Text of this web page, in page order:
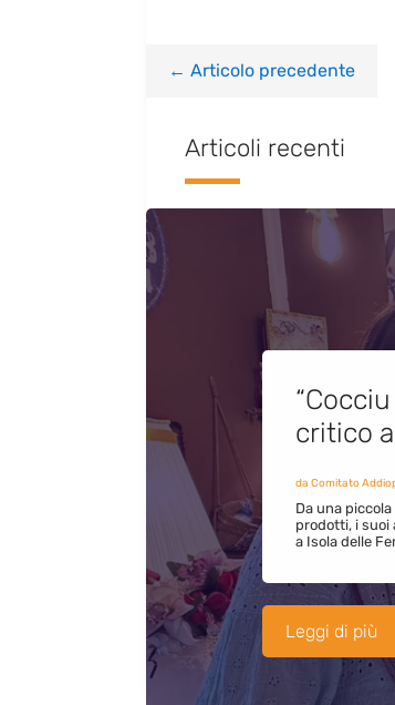
← Articolo precedente
Articoli recenti
critico
da Comitato
Da una
prodotti, i suoi
a Isola delle
Leggi di più